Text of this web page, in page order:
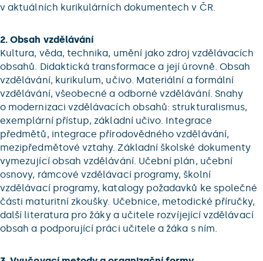
v aktuálních kurikulárních dokumentech v ČR.
2. Obsah vzdělávání
Kultura, věda, technika, umění jako zdroj vzdělávacích
obsahů. Didaktická transformace a její úrovně. Obsah
vzdělávání, kurikulum, učivo. Materiální a formální
vzdělávání, všeobecné a odborné vzdělávání. Snahy
o modernizaci vzdělávacích obsahů: strukturalismus,
exemplární přístup, základní učivo. Integrace
předmětů, integrace přírodovědného vzdělávání,
mezipředmětové vztahy. Základní školské dokumenty
vymezující obsah vzdělávání. Učební plán, učební
osnovy, rámcové vzdělávací programy, školní
vzdělávací programy, katalogy požadavků ke společné
části maturitní zkoušky. Učebnice, metodické příručky,
další literatura pro žáky a učitele rozvíjející vzdělávací
obsah a podporující práci učitele a žáka s ním.